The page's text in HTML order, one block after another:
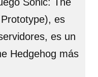
es
es un
Hedgehog más